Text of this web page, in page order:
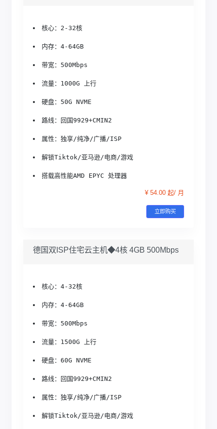
核心：2-32核
内存：4-64GB
带宽：500Mbps
流量：1000G 上行
硬盘：50G NVME
路线：回国9929+CMIN2
属性：独享/纯净/广播/ISP
解锁Tiktok/亚马逊/电商/游戏
搭载高性能AMD EPYC 处理器
¥ 54.00 起/ 月
立即购买
德国双ISP住宅云主机◆4核 4GB 500Mbps
核心：4-32核
内存：4-64GB
带宽：500Mbps
流量：1500G 上行
硬盘：60G NVME
路线：回国9929+CMIN2
属性：独享/纯净/广播/ISP
解锁Tiktok/亚马逊/电商/游戏